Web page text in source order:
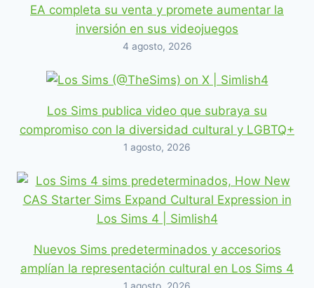
EA completa su venta y promete aumentar la
inversión en sus videojuegos
4 agosto, 2026
Los Sims publica video que subraya su
compromiso con la diversidad cultural y LGBTQ+
1 agosto, 2026
Nuevos Sims predeterminados y accesorios
amplían la representación cultural en Los Sims 4